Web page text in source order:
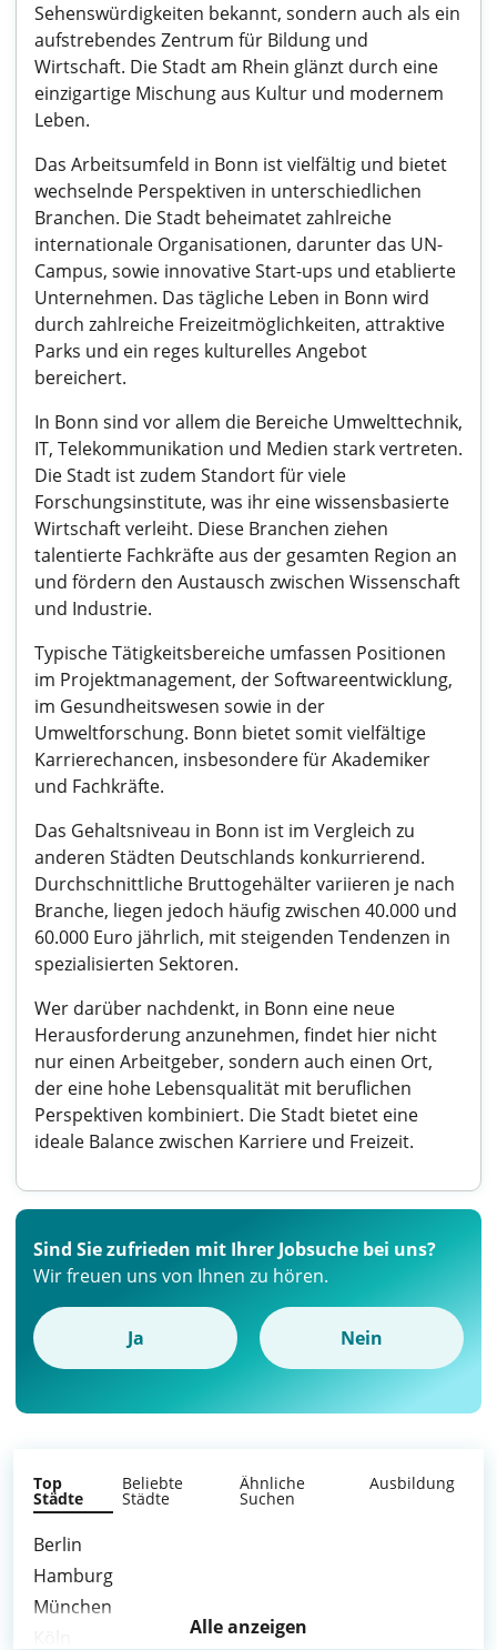
Sehenswürdigkeiten bekannt, sondern auch als ein
aufstrebendes Zentrum für Bildung und
Wirtschaft. Die Stadt am Rhein glänzt durch eine
einzigartige Mischung aus Kultur und modernem
Leben.
Das Arbeitsumfeld in Bonn ist vielfältig und bietet
wechselnde Perspektiven in unterschiedlichen
Branchen. Die Stadt beheimatet zahlreiche
internationale Organisationen, darunter das UN-
Campus, sowie innovative Start-ups und etablierte
Unternehmen. Das tägliche Leben in Bonn wird
durch zahlreiche Freizeitmöglichkeiten, attraktive
Parks und ein reges kulturelles Angebot
bereichert.
In Bonn sind vor allem die Bereiche Umwelttechnik,
IT, Telekommunikation und Medien stark vertreten.
Die Stadt ist zudem Standort für viele
Forschungsinstitute, was ihr eine wissensbasierte
Wirtschaft verleiht. Diese Branchen ziehen
talentierte Fachkräfte aus der gesamten Region an
und fördern den Austausch zwischen Wissenschaft
und Industrie.
Typische Tätigkeitsbereiche umfassen Positionen
im Projektmanagement, der Softwareentwicklung,
im Gesundheitswesen sowie in der
Umweltforschung. Bonn bietet somit vielfältige
Karrierechancen, insbesondere für Akademiker
und Fachkräfte.
Das Gehaltsniveau in Bonn ist im Vergleich zu
anderen Städten Deutschlands konkurrierend.
Durchschnittliche Bruttogehälter variieren je nach
Branche, liegen jedoch häufig zwischen 40.000 und
60.000 Euro jährlich, mit steigenden Tendenzen in
spezialisierten Sektoren.
Wer darüber nachdenkt, in Bonn eine neue
Herausforderung anzunehmen, findet hier nicht
nur einen Arbeitgeber, sondern auch einen Ort,
der eine hohe Lebensqualität mit beruflichen
Perspektiven kombiniert. Die Stadt bietet eine
ideale Balance zwischen Karriere und Freizeit.
Sind Sie zufrieden mit Ihrer Jobsuche bei uns?
Wir freuen uns von Ihnen zu hören.
Ja Nein
Top
Städte
Beliebte
Städte
Ähnliche
Suchen
Ausbildung
Berlin
Hamburg
München
Alle anzeigen